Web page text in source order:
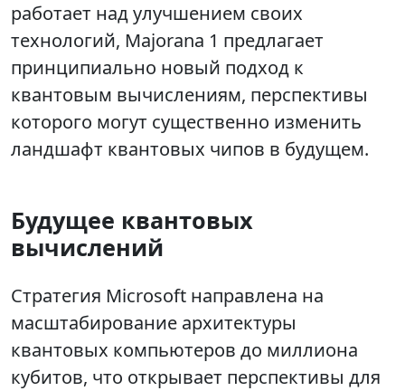
работает над улучшением своих
технологий, Majorana 1 предлагает
принципиально новый подход к
квантовым вычислениям, перспективы
которого могут существенно изменить
ландшафт квантовых чипов в будущем.
Будущее квантовых
вычислений
Стратегия Microsoft направлена на
масштабирование архитектуры
квантовых компьютеров до миллиона
кубитов, что открывает перспективы для